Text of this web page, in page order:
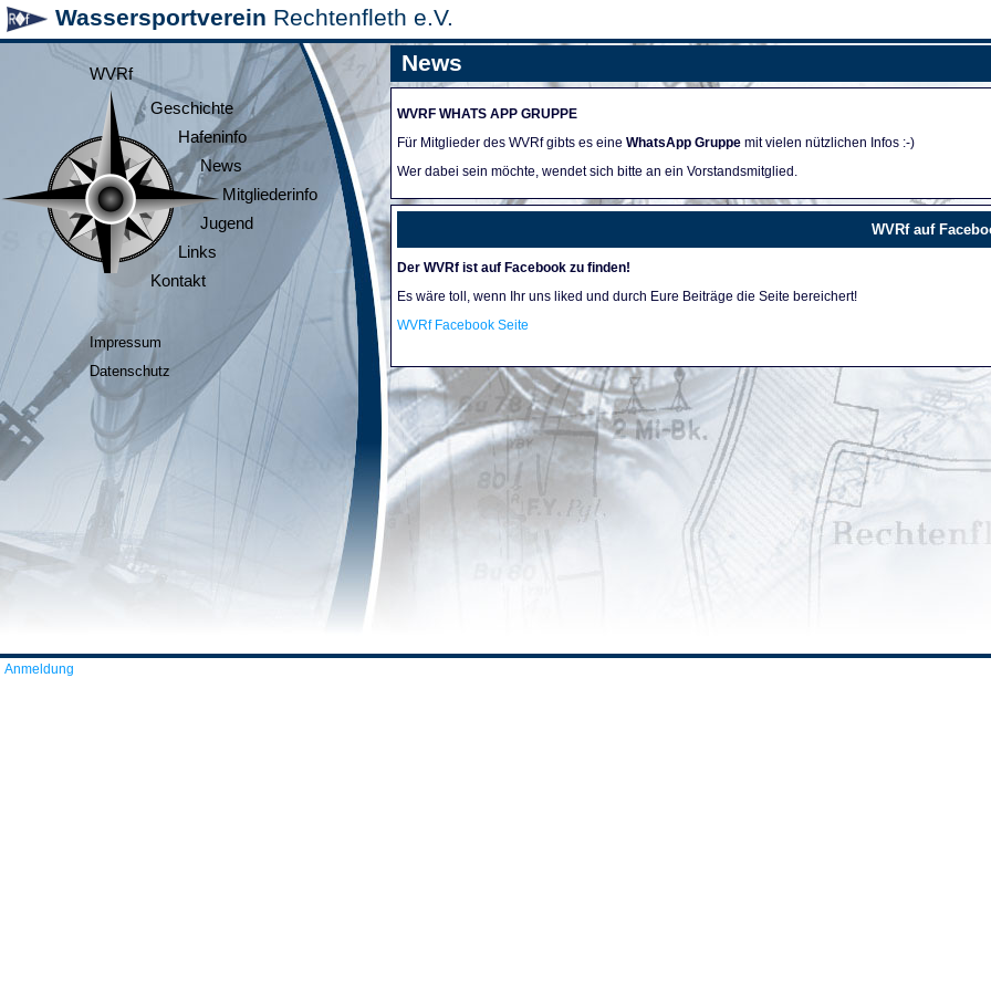
Wassersportverein Rechtenfleth e.V.
WVRf
Geschichte
Hafeninfo
News
Mitgliederinfo
Jugend
Links
Kontakt
Impressum
Datenschutz
News
WVRF WHATS APP GRUPPE
Für Mitglieder des WVRf gibts es eine WhatsApp Gruppe mit vielen nützlichen Infos :-)
Wer dabei sein möchte, wendet sich bitte an ein Vorstandsmitglied.
WVRf auf
Der WVRf ist auf Facebook zu finden!
Es wäre toll, wenn Ihr uns liked und durch Eure Beiträge die Seite bereichert!
WVRf Facebook Seite
Anmeldung